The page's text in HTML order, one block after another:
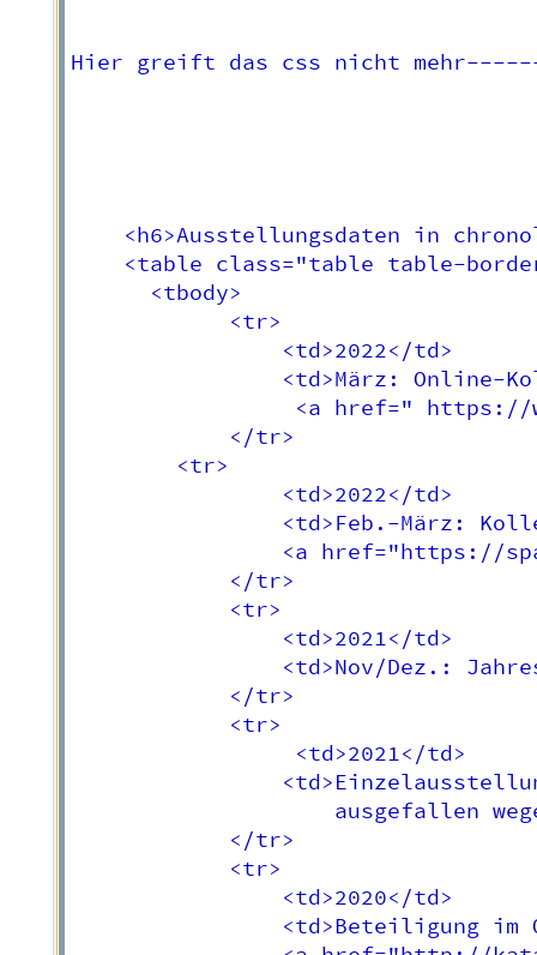
Hier greift das css nicht
<h6>Ausstellungsdaten in
<table class="table table-
      <tbody>
            <tr>
                <td>2022</td>
<td>März: Online-
<a href="
            </tr>
        <tr>
                <td>2022</td>
<td>Feb.-März:
<a href="https://
            </tr>
            <tr>
                <td>2021</td>
<td>Nov/Dez.:
            </tr>
            <tr>
                 <td>2021</td>
ausgefallen
            </tr>
            <tr>
                <td>2020</td>
<td>Beteiligung im